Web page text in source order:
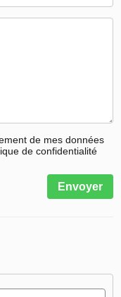
de mes données
de confidentialité
Envoyer